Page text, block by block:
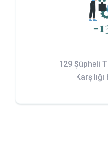
129 Şüpheli
Karşılığı